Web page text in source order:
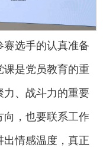
选手的认真准备
是党员教育的重
力、战斗力的重要
向，也要联系工作
出情感温度，真正